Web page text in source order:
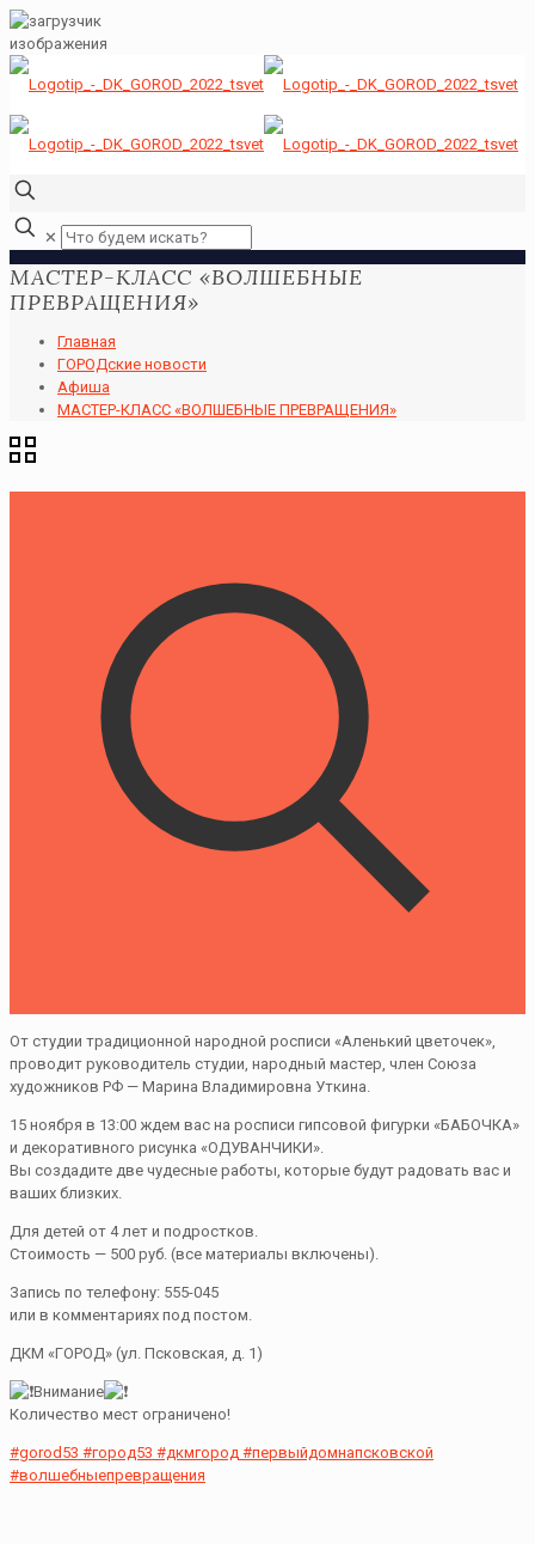
✕
МАСТЕР-КЛАСС «ВОЛШЕБНЫЕ
ПРЕВРАЩЕНИЯ»
Главная
ГОРОДские новости
Афиша
МАСТЕР-КЛАСС «ВОЛШЕБНЫЕ ПРЕВРАЩЕНИЯ»
От студии традиционной народной росписи «Аленький цветочек»,
проводит руководитель студии, народный мастер, член Союза
художников РФ — Марина Владимировна Уткина.
15 ноября в 13:00 ждем вас на росписи гипсовой фигурки «БАБОЧКА»
и декоративного рисунка «ОДУВАНЧИКИ».
Вы создадите две чудесные работы, которые будут радовать вас и
ваших близких.
Для детей от 4 лет и подростков.
Стоимость — 500 руб. (все материалы включены).
Запись по телефону: 555-045
или в комментариях под постом.
ДКМ «ГОРОД» (ул. Псковская, д. 1)
Внимание
Количество мест ограничено!
#gorod53 #город53 #дкмгород #первыйдомнапсковской
#волшебныепревращения